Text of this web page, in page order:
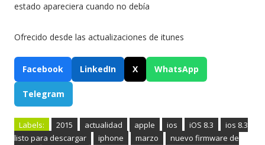
estado apareciera cuando no debía
Ofrecido desde las actualizaciones de itunes
Facebook LinkedIn X WhatsApp
Telegram
Labels: 2015 actualidad apple ios iOS 8.3
ios 8.3
listo para descargar
iphone marzo
nuevo firmware de